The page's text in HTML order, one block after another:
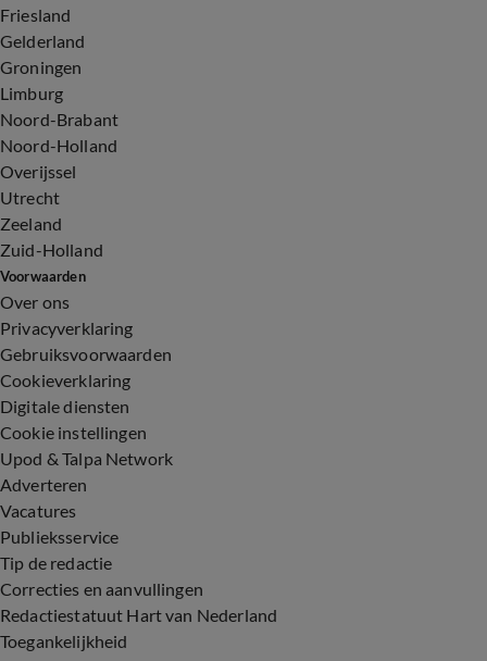
Friesland
Gelderland
Groningen
Limburg
Noord-Brabant
Noord-Holland
Overijssel
Utrecht
Zeeland
Zuid-Holland
Voorwaarden
Over ons
Privacyverklaring
Gebruiksvoorwaarden
Cookieverklaring
Digitale diensten
Cookie instellingen
Upod & Talpa Network
Adverteren
Vacatures
Publieksservice
Tip de redactie
Correcties en aanvullingen
Redactiestatuut Hart van Nederland
Toegankelijkheid